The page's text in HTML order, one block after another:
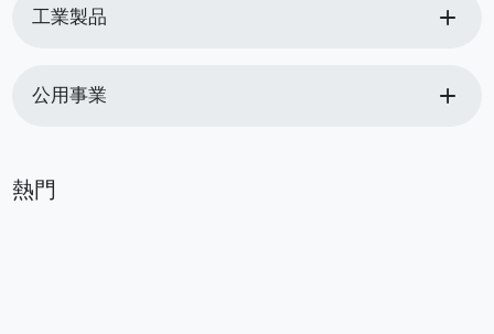
工業製品 add
公用事業 add
熱門